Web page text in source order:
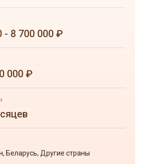
- 8 700 000 ₽
000 ₽
Беларусь, Другие страны